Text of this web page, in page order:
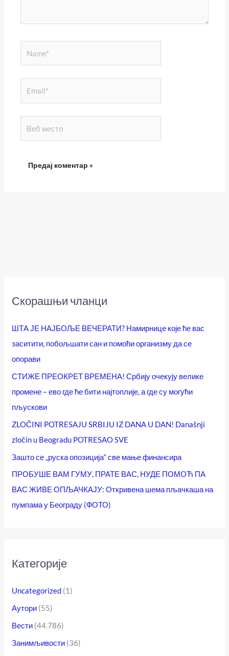
место
Скорашњи чланци
ШТА ЈЕ НАЈБОЉЕ ВЕЧЕРАТИ? Намирнице које ће вас
заситити, побољшати сан и помоћи организму да се
опорави
СТИЖЕ ПРЕОКРЕТ ВРЕМЕНА! Србију очекују велике
промене – ево где ће бити најтоплије, а где су могући
пљускови
ZLOČINI POTRESAJU SRBIJU IZ DANA U DAN! Današnji
zločin u Beogradu POTRESAO SVE
Зашто се „руска опозиција“ све мање финансира
ПРОБУШЕ ВАМ ГУМУ, ПРАТЕ ВАС, НУДЕ ПОМОЋ ПА
ВАС ЖИВЕ ОПЉАЧКАЈУ: Откривена шема пљачкаша на
пумпама у Београду (ФОТО)
Категорије
Uncategorized (1)
Аутори (55)
Вести (44.786)
Занимљивости (36)